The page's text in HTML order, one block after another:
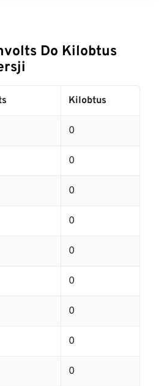
Do Kilobtus
Kilobtus
0
0
0
0
0
0
0
0
0